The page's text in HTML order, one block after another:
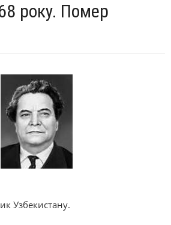
року. Помер
Узбекистану.